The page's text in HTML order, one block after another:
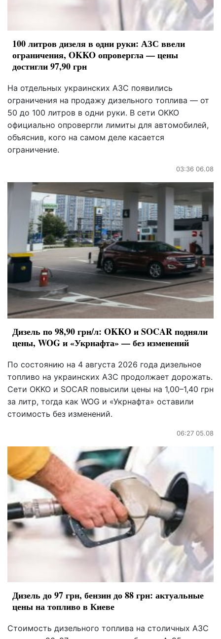
100 литров дизеля в одни руки: АЗС ввели
ограничения, OKKO опровергла — цены
достигли 97,90 грн
На отдельных украинских АЗС появились
ограничения на продажу дизельного топлива — от
50 до 100 литров в одни руки. В сети OKKO
официально опровергли лимиты для автомобилей,
объяснив, кого на самом деле касается
ограничение.
03:36 06.08
Дизель по 98,90 грн/л: OKKO и SOCAR подняли
цены, WOG и «Укрнафта» — без изменений
По состоянию на 4 августа 2026 года дизельное
топливо на украинских АЗС продолжает дорожать.
Сети OKKO и SOCAR повысили цены на 1,00–1,40 грн
за литр, тогда как WOG и «Укрнафта» оставили
стоимость без изменений.
06:27 05.08
Дизель до 97 грн, бензин до 88 грн: актуальные
цены на топливо в Киеве
Стоимость дизельного топлива на столичных АЗС